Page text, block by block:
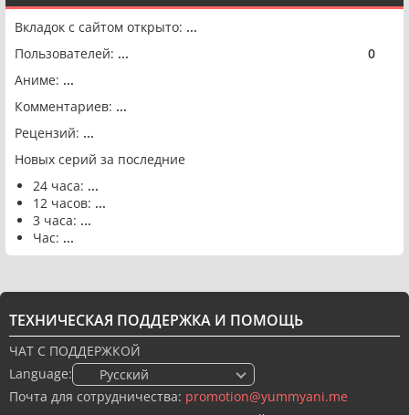
Вкладок с сайтом открыто: ...
Пользователей: ... 0
Аниме: ...
Комментариев: ...
Рецензий: ...
Новых серий за последние
24 часа: ...
12 часов: ...
3 часа: ...
Час: ...
ТЕХНИЧЕСКАЯ ПОДДЕРЖКА И ПОМОЩЬ
ЧАТ С ПОДДЕРЖКОЙ
Language:
🇷🇺 Русский
Почта для сотрудничества: promotion@yummyani.me